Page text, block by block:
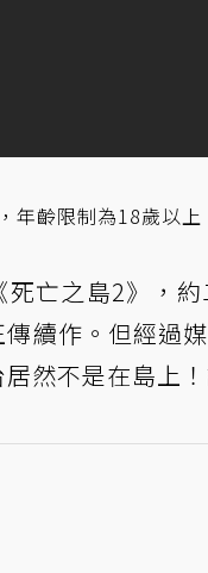
年齡限制為18歲以上
亡之島2》，
續作。但經過
然不是在島上